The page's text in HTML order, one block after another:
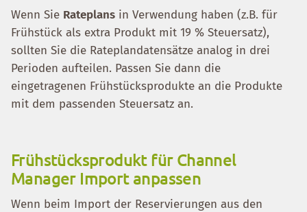
Wenn Sie Rateplans in Verwendung haben (z.B. für
Frühstück als extra Produkt mit 19 % Steuersatz),
sollten Sie die Rateplandatensätze analog in drei
Perioden aufteilen. Passen Sie dann die
eingetragenen Frühstücksprodukte an die Produkte
mit dem passenden Steuersatz an.
Frühstücksprodukt für Channel
Manager Import anpassen
Wenn beim Import der Reservierungen aus den